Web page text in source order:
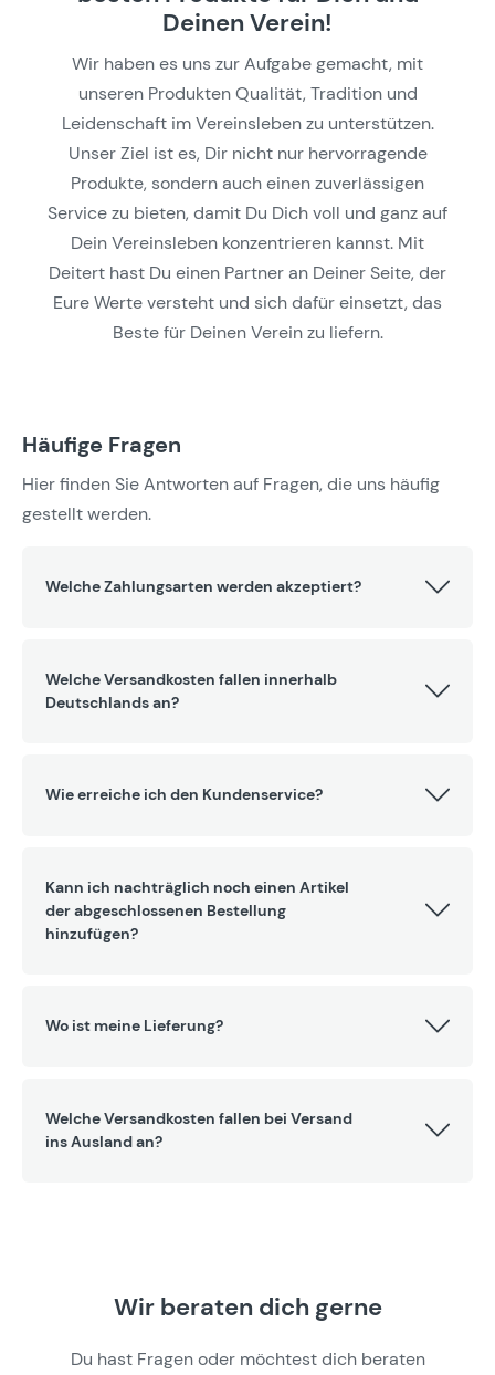
Deinen Verein!
Wir haben es uns zur Aufgabe gemacht, mit
unseren Produkten Qualität, Tradition und
Leidenschaft im Vereinsleben zu unterstützen.
Unser Ziel ist es, Dir nicht nur hervorragende
Produkte, sondern auch einen zuverlässigen
Service zu bieten, damit Du Dich voll und ganz auf
Dein Vereinsleben konzentrieren kannst. Mit
Deitert hast Du einen Partner an Deiner Seite, der
Eure Werte versteht und sich dafür einsetzt, das
Beste für Deinen Verein zu liefern.
Häufige Fragen
Hier finden Sie Antworten auf Fragen, die uns häufig
gestellt werden.
Welche Zahlungsarten werden akzeptiert?
Welche Versandkosten fallen innerhalb
Deutschlands an?
Wie erreiche ich den Kundenservice?
Kann ich nachträglich noch einen Artikel
der abgeschlossenen Bestellung
hinzufügen?
Wo ist meine Lieferung?
Welche Versandkosten fallen bei Versand
ins Ausland an?
Wir beraten dich gerne
Du hast Fragen oder möchtest dich beraten